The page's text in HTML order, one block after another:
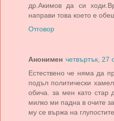
др.Акимов да си
направи това което е
Отговор
Анонимен четвъртък, 27
Естествено че няма да
подъл политически
обича. за мен като
милко ми падна в очите
му се вържа на